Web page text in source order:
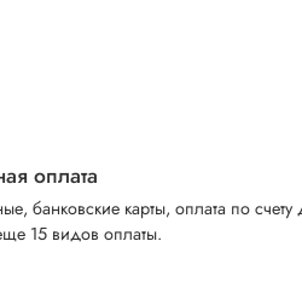
оплата
банковские карты, оплата по
15 видов оплаты.